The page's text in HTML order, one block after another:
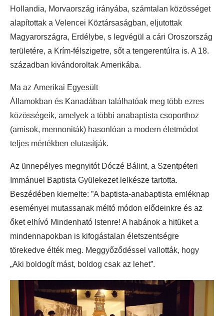
Hollandia, Morvaország irányába, számtalan közösséget
alapítottak a Velencei Köztársaságban, eljutottak
Magyarországra, Erdélybe, s legvégül a cári Oroszország
területére, a Krím-félszigetre, sőt a tengerentúlra is. A 18.
században kivándoroltak Amerikába.
Ma az Amerikai Egyesült
Államokban és Kanadában találhatóak meg több ezres
közösségeik, amelyek a többi anabaptista csoporthoz
(amisok, mennoniták) hasonlóan a modern életmódot
teljes mértékben elutasítják.
Az ünnepélyes megnyitót Dóczé Bálint, a Szentpéteri
Immánuel Baptista Gyülekezet lelkésze tartotta.
Beszédében kiemelte: ”A baptista-anabaptista emléknap
eseményei mutassanak méltó módon elődeinkre és az
őket elhívó Mindenható Istenre! A habánok a hitüket a
mindennapokban is kifogástalan életszentségre
törekedve élték meg. Meggyőződéssel vallották, hogy
„Aki boldogít mást, boldog csak az lehet”.